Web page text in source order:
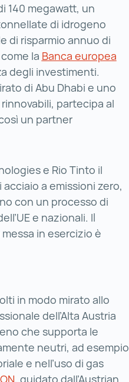
140 megawatt, un
di idrogeno
di risparmio annuo di
la Banca europea
degli investimenti.
di Abu Dhabi e uno
partecipa al
un partner
e Rio Tinto il
a emissioni zero,
con un processo di
e nazionali. Il
in esercizio è
in modo mirato allo
dell’Alta Austria
che supporta le
neutri, ad esempio
e nell’uso di gas
ENDURION ()
, guidato dall’Austrian